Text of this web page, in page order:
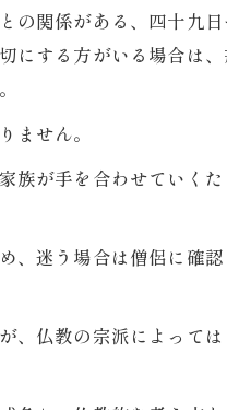
の関係がある、四十九
にする方がいる場合は
ません。
族が手を合わせていく
、迷う場合は僧侶に確
、仏教の宗派によって